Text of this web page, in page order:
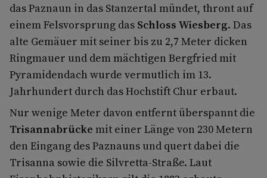
das Paznaun in das Stanzertal mündet, thront auf
einem Felsvorsprung das Schloss Wiesberg. Das
alte Gemäuer mit seiner bis zu 2,7 Meter dicken
Ringmauer und dem mächtigen Bergfried mit
Pyramidendach wurde vermutlich im 13.
Jahrhundert durch das Hochstift Chur erbaut.
Nur wenige Meter davon entfernt überspannt die
Trisannabrücke mit einer Länge von 230 Metern
den Eingang des Paznauns und quert dabei die
Trisanna sowie die Silvretta-Straße. Laut